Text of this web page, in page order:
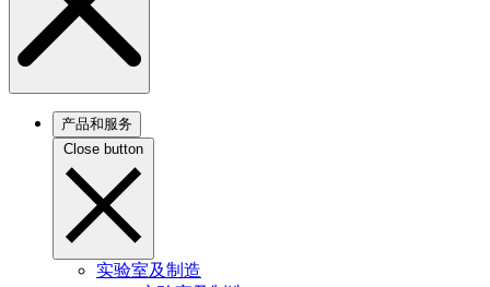
产品和服务
Close button
实验室及制造